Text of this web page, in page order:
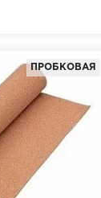
ПРОБКОВАЯ